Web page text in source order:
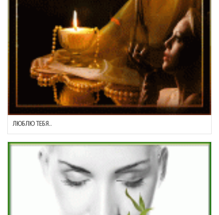
ЛЮБЛЮ ТЕБЯ..